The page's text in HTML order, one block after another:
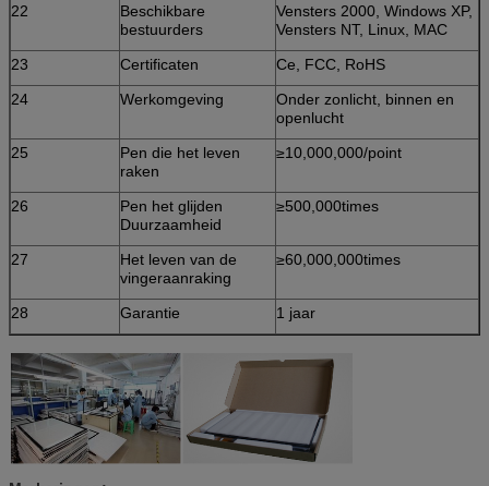
22
Beschikbare
bestuurders
Vensters 2000, Windows XP,
Vensters NT, Linux, MAC
23
Certificaten
Ce, FCC, RoHS
24
Werkomgeving
Onder zonlicht, binnen en
openlucht
25
Pen die het leven
raken
≥10,000,000/point
26
Pen het glijden
Duurzaamheid
≥500,000times
27
Het leven van de
vingeraanraking
≥60,000,000times
28 Garantie 1 jaar